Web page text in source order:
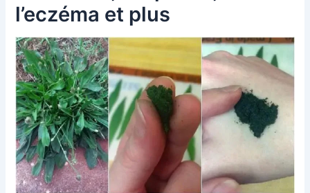
l’eczéma et plus